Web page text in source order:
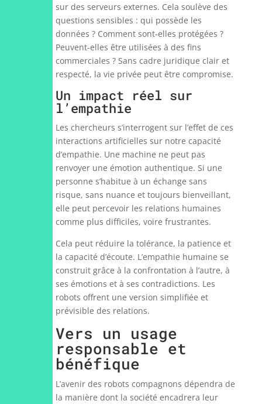
sur des serveurs externes. Cela soulève des
questions sensibles : qui possède les
données ? Comment sont-elles protégées ?
Peuvent-elles être utilisées à des fins
commerciales ? Sans cadre juridique clair et
respecté, la vie privée peut être compromise.
Un impact réel sur
l’empathie
Les chercheurs s’interrogent sur l’effet de ces
interactions artificielles sur notre capacité
d’empathie. Une machine ne peut pas
renvoyer une émotion authentique. Si une
personne s’habitue à un échange sans
risque, sans nuance et toujours bienveillant,
elle peut percevoir les relations humaines
comme plus difficiles, voire frustrantes.
Cela peut réduire la tolérance, la patience et
la capacité d’écoute. L’empathie humaine se
construit grâce à la confrontation à l’autre, à
ses émotions et à ses contradictions. Les
robots offrent une version simplifiée et
prévisible des relations.
Vers un usage
responsable et
bénéfique
L’avenir des robots compagnons dépendra de
la manière dont la société encadrera leur